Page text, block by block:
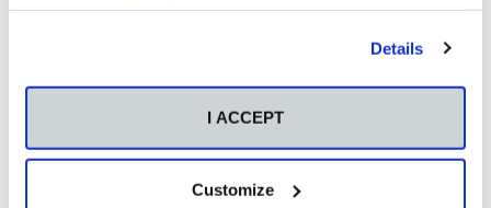
Details
I ACCEPT
Customize